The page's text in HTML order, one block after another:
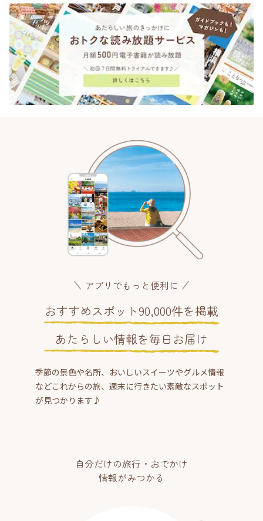
アプリでもっと便利に
おすすめスポット90,000件を掲載
あたらしい情報を毎日お届け
季節の景色や名所、おいしいスイーツやグルメ情報
などこれからの旅、週末に行きたい素敵なスポット
が見つかります♪
自分だけの旅行・おでかけ
情報がみつかる